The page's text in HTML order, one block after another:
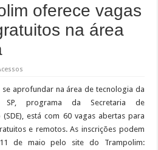
oferece vagas
na área
se aprofundar na área de tecnologia da
SP, programa da Secretaria de
(SDE), está com 60 vagas abertas para
e remotos. As inscrições podem
de maio pelo site do Trampolim: